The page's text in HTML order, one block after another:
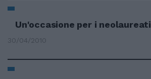
Un'occasione per i neolaureati
30/04/2010